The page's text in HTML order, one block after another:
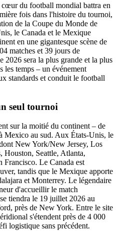
du football mondial battra en
fois dans l'histoire du tournoi,
de la Coupe du Monde de
le Canada et le Mexique
en une gigantesque scène de
matches et 39 jours de
sera la plus grande et la plus
les temps – un événement
standards et conduit le football
seul tournoi
sur la moitié du continent – de
Mexico au sud. Aux États-Unis, le
New York/New Jersey, Los
Seattle, Atlanta,
Francisco. Le Canada est
tandis que le Mexique apporte
et Monterrey. Le légendaire
d'accueillir le match
tiendra le 19 juillet 2026 au
près de New York. Entre le site
s'étendent près de 4 000
logistique sans précédent.